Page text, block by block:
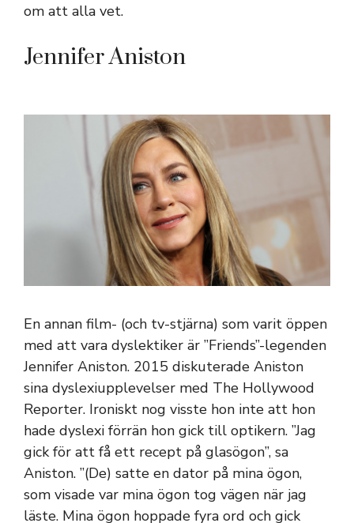
om att alla vet.
Jennifer Aniston
En annan film- (och tv-stjärna) som varit öppen
med att vara dyslektiker är ”Friends”-legenden
Jennifer Aniston. 2015 diskuterade Aniston
sina dyslexiupplevelser med The Hollywood
Reporter. Ironiskt nog visste hon inte att hon
hade dyslexi förrän hon gick till optikern. ”Jag
gick för att få ett recept på glasögon”, sa
Aniston. ”(De) satte en dator på mina ögon,
som visade var mina ögon tog vägen när jag
läste. Mina ögon hoppade fyra ord och gick